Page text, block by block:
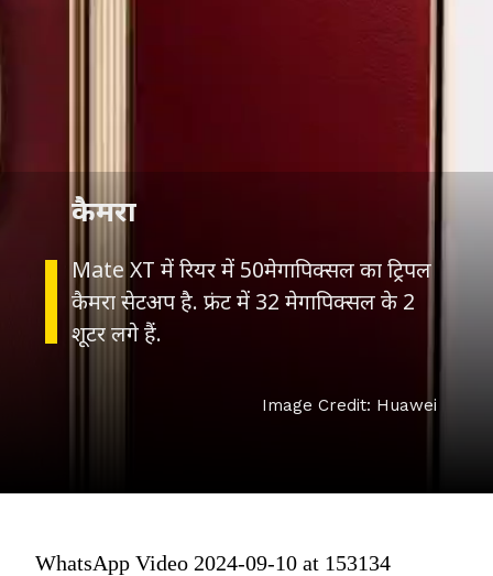
Mate XT में रियर में 50मेगापिक्सल का ट्रिपल
कैमरा सेटअप है. फ्रंट में 32 मेगापिक्सल के 2
शूटर लगे हैं.
कैमरा
Image Credit: Huawei
WhatsApp Video 2024-09-10 at 153134